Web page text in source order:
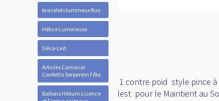
bracelets lumineux fluo
Hélice Lumineuse
Déco-Led
Articles Carnaval
Confettis Serpentin Fête
Ballons Hélium Licence
1 contre poid style pince
lest pour le Maintient au